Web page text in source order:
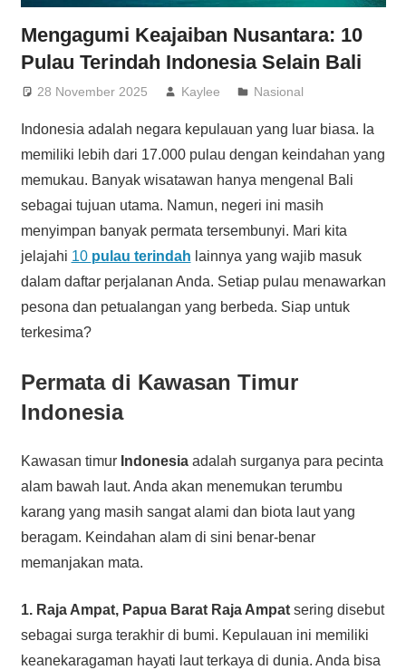
Mengagumi Keajaiban Nusantara: 10
Pulau Terindah Indonesia Selain Bali
28 November 2025 Kaylee Nasional
Indonesia adalah negara kepulauan yang luar biasa. Ia
memiliki lebih dari 17.000 pulau dengan keindahan yang
memukau. Banyak wisatawan hanya mengenal Bali
sebagai tujuan utama. Namun, negeri ini masih
menyimpan banyak permata tersembunyi. Mari kita
jelajahi 10 pulau terindah lainnya yang wajib masuk
dalam daftar perjalanan Anda. Setiap pulau menawarkan
pesona dan petualangan yang berbeda. Siap untuk
terkesima?
Permata di Kawasan Timur
Indonesia
Kawasan timur Indonesiaadalah surganya para pecinta
alam bawah laut. Anda akan menemukan terumbu
karang yang masih sangat alami dan biota laut yang
beragam. Keindahan alam di sini benar-benar
memanjakan mata.
1. Raja Ampat, Papua Barat Raja Ampatsering disebut
sebagai surga terakhir di bumi. Kepulauan ini memiliki
keanekaragaman hayati laut terkaya di dunia. Anda bisa